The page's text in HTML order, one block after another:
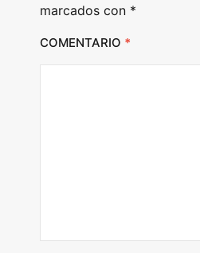
marcados con *
COMENTARIO *